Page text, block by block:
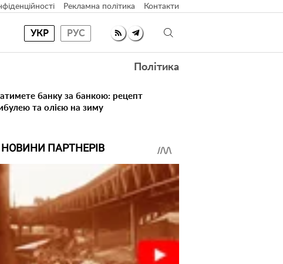
Рекламна політика Контакти
УКР РУС
Політика
банку за банкою: рецепт
та олією на зиму
НОВИНИ ПАРТНЕРІВ